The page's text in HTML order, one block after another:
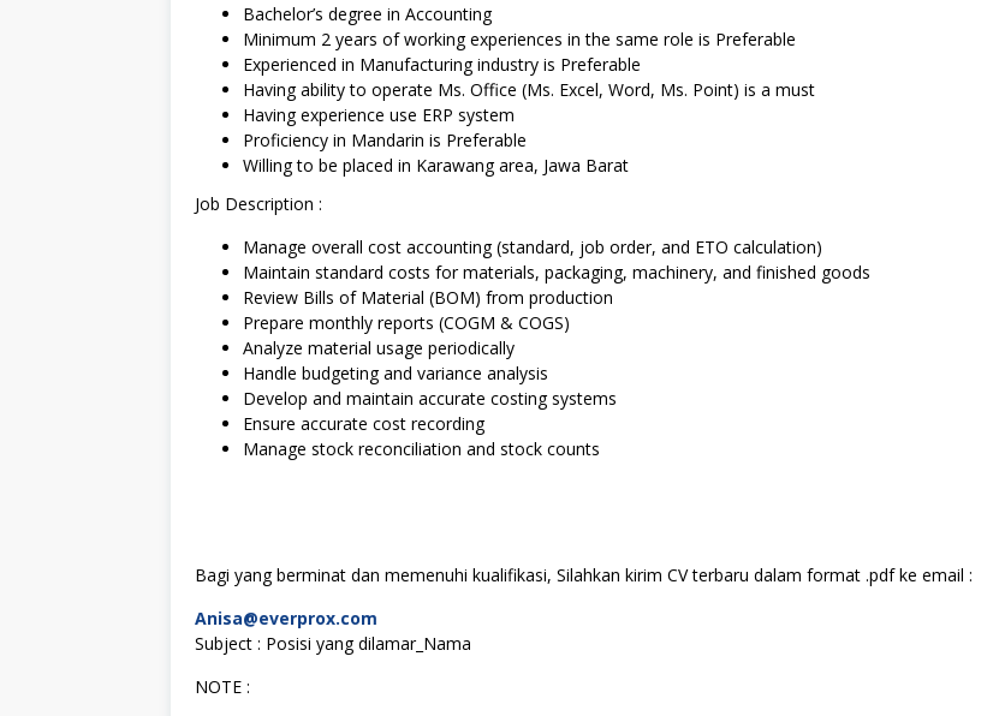
Bachelor’s degree in Accounting
Minimum 2 years of working experiences in the same role is Preferable
Experienced in Manufacturing industry is Preferable
Having ability to operate Ms. Office (Ms. Excel, Word, Ms. Point) is a must
Having experience use ERP system
Proficiency in Mandarin is Preferable
Willing to be placed in Karawang area, Jawa Barat
Job Description :
Manage overall cost accounting (standard, job order, and ETO calculation)
Maintain standard costs for materials, packaging, machinery, and finished goods
Review Bills of Material (BOM) from production
Prepare monthly reports (COGM & COGS)
Analyze material usage periodically
Handle budgeting and variance analysis
Develop and maintain accurate costing systems
Ensure accurate cost recording
Manage stock reconciliation and stock counts
Bagi yang berminat dan memenuhi kualifikasi, Silahkan kirim CV terbaru dalam format .pdf ke email :
Anisa@everprox.com
Subject : Posisi yang dilamar_Nama
NOTE :